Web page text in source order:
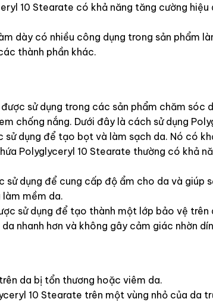
10 Stearate có khả năng tăng cường
dày có nhiều công dụng trong sản phẩm
thành phần khác.
sử dụng trong các sản phẩm chăm sóc
chống nắng. Dưới đây là cách sử dụng
dụng để tạo bọt và làm sạch da. Nó có
Polyglyceryl 10 Stearate thường có khả
dụng để cung cấp độ ẩm cho da và giúp
làm mềm da.
sử dụng để tạo thành một lớp bảo vệ
nhanh hơn và không gây cảm giác nhờn
da bị tổn thương hoặc viêm da.
10 Stearate trên một vùng nhỏ của da